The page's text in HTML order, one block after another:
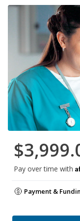
Pay over time with
Payment &